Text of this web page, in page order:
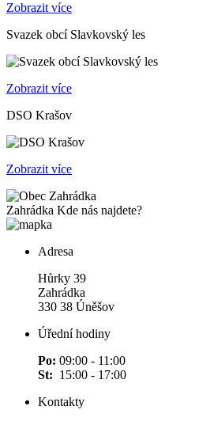
Zobrazit více
Svazek obcí Slavkovský les
Zobrazit více
DSO Krašov
Zobrazit více
Zahrádka Kde nás najdete?
Adresa
Hůrky 39
Zahrádka
330 38 Úněšov
Úřední hodiny
Po: 09:00 - 11:00
St: 15:00 - 17:00
Kontakty